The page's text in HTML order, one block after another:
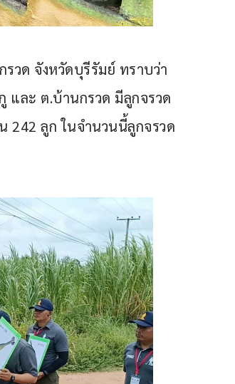
วด จังหวัดบุรีรัมย์ ทราบว่า
และ ต.บ้านกรวด มีลูกจรวด
242 ลูก ในจำนวนนี้ลูกจรวด